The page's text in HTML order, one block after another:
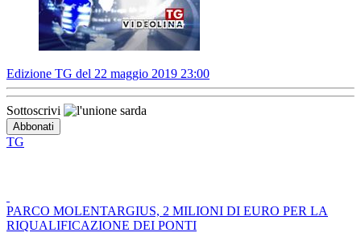
Edizione TG del 22 maggio 2019 23:00
Sottoscrivi
TG
PARCO MOLENTARGIUS, 2 MILIONI DI EURO PER LA
RIQUALIFICAZIONE DEI PONTI